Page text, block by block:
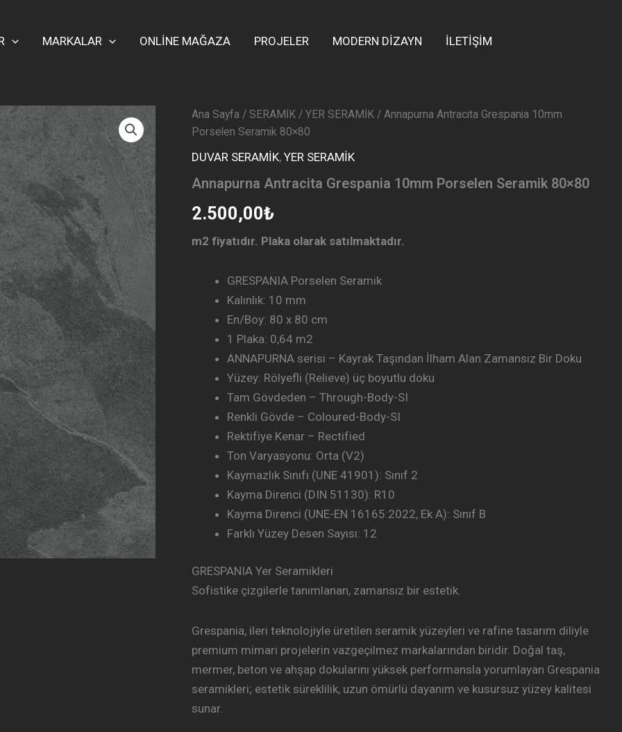
MARKALAR ONLİNE MAĞAZA PROJELER MODERN DİZAYN İLETİŞİM
Ana Sayfa / SERAMİK /YER SERAMİK / Annapurna Antracita Grespania 10mm
Porselen Seramik 80×80
DUVAR SERAMİK,YER SERAMİK
Annapurna Antracita Grespania 10mm Porselen Seramik 80×80
2.500,00₺
m2 fiyatıdır. Plaka olarak satılmaktadır.
GRESPANIA Porselen Seramik
Kalınlık: 10 mm
En/Boy: 80 x 80 cm
1 Plaka: 0,64 m2
ANNAPURNA serisi – Kayrak Taşından İlham Alan Zamansız Bir Doku
Yüzey: Rölyefli (Relieve) üç boyutlu doku
Tam Gövdeden – Through-Body-SI
Renkli Gövde – Coloured-Body-SI
Rektifiye Kenar – Rectified
Ton Varyasyonu: Orta (V2)
Kaymazlık Sınıfı (UNE 41901): Sınıf 2
Kayma Direnci (DIN 51130): R10
Kayma Direnci (UNE-EN 16165:2022, Ek A): Sınıf B
Farklı Yüzey Desen Sayısı: 12
GRESPANIA Yer Seramikleri
Sofistike çizgilerle tanımlanan, zamansız bir estetik.
Grespania, ileri teknolojiyle üretilen seramik yüzeyleri ve rafine tasarım diliyle
premium mimari projelerin vazgeçilmez markalarından biridir. Doğal taş,
mermer, beton ve ahşap dokularını yüksek performansla yorumlayan Grespania
seramikleri; estetik süreklilik, uzun ömürlü dayanım ve kusursuz yüzey kalitesi
sunar.